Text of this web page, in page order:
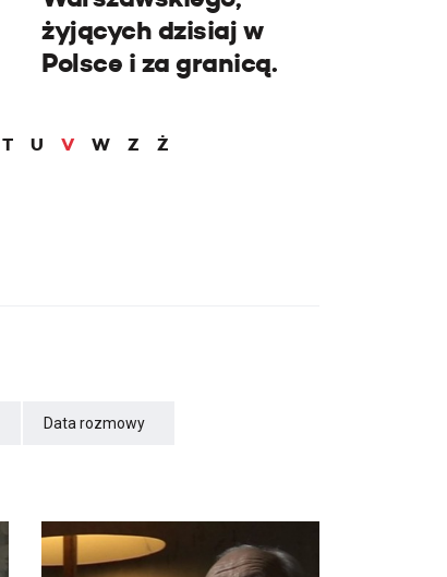
żyjących dzisiaj w
Polsce i za granicą.
T U V W Z
Ż
Data rozmowy